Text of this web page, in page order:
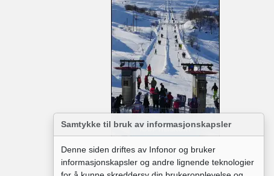
Samtykke til bruk av informasjonskapsler
Denne siden driftes av Infonor og bruker
informasjonskapsler og andre lignende teknologier